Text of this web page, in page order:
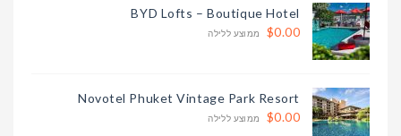
BYD Lofts – Boutique Hotel
$0.00
ממוצע ללילה
Novotel Phuket Vintage Park Resort
$0.00
ממוצע ללילה